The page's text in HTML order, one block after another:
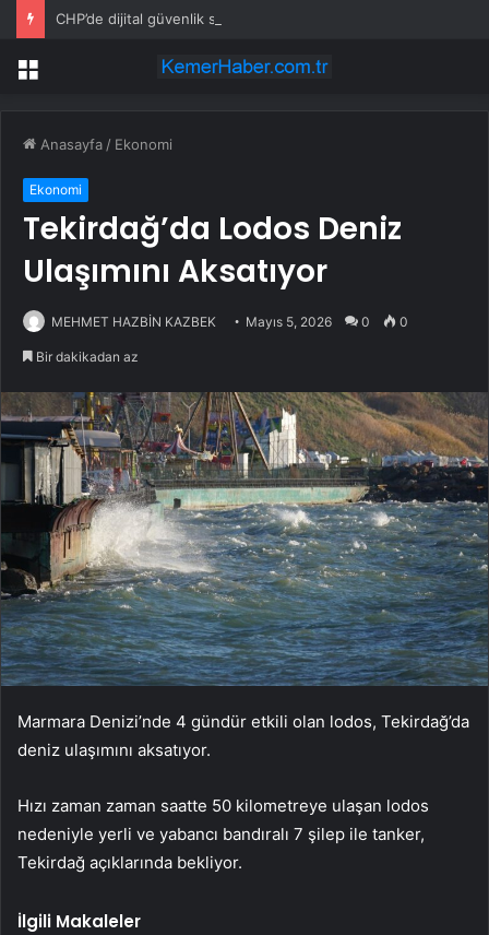
Menü
Anasayfa / Ekonomi
Ekonomi
Tekirdağ’da Lodos Deniz
Ulaşımını Aksatıyor
MEHMET HAZBİN KAZBEK Mayıs 5, 2026 0 0
Bir dakikadan az
Marmara Denizi’nde 4 gündür etkili olan lodos, Tekirdağ’da
deniz ulaşımını aksatıyor.
Hızı zaman zaman saatte 50 kilometreye ulaşan lodos
nedeniyle yerli ve yabancı bandıralı 7 şilep ile tanker,
Tekirdağ açıklarında bekliyor.
İlgili Makaleler